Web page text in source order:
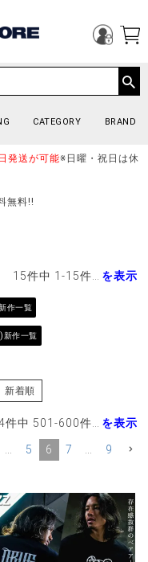
CATEGORY BRAND
発送が可能※日曜・祝日は休
無料!!
15件中 1 -15
作一覧
新作一覧
新着順
件中 501 -600
5 6 7 9